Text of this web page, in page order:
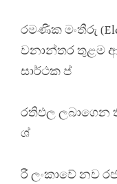
රමණික මංතීරු
වනාන්තර තුළම
සාර්ථක ප්
රතිඵල ලබාගෙන
ශ්
රී ලංකාවේ නව